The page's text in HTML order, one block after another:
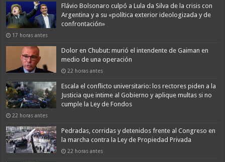
Flávio Bolsonaro culpó a Lula da Silva de la crisis con
Argentina y a su «política exterior ideologizada y de
confrontación»
17 horas antes
Dolor en Chubut: murió el intendente de Gaiman en
medio de una operación
22 horas antes
Escala el conflicto universitario: los rectores piden a la
Justicia que intime al Gobierno y aplique multas si no
cumple la Ley de Fondos
22 horas antes
Pedradas, corridas y detenidos frente al Congreso en
la marcha contra la Ley de Propiedad Privada
22 horas antes